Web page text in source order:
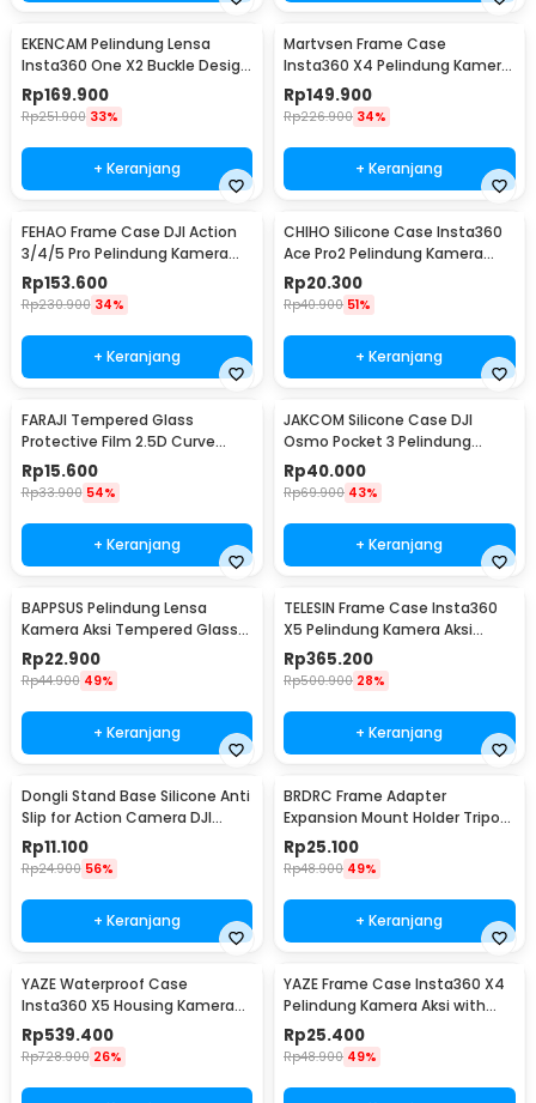
EKENCAM Pelindung Lensa
Insta360 One X2 Buckle Design
Lens Protector - KC120
Rp169.900
Rp251.900 33%
+ Keranjang
Martvsen Frame Case
Insta360 X4 Pelindung Kamera
Aksi Shockproof - MT-X4
Rp149.900
Rp226.900 34%
+ Keranjang
FEHAO Frame Case DJI Action
3/4/5 Pro Pelindung Kamera
Aksi Shockproof - F45
Rp153.600
Rp230.900 34%
+ Keranjang
CHIHO Silicone Case Insta360
Ace Pro2 Pelindung Kamera
Silikon - CH2
Rp20.300
Rp40.900 51%
+ Keranjang
FARAJI Tempered Glass
Protective Film 2.5D Curve
Insta360 Ace Pro2 - FR-26
Rp15.600
Rp33.900 54%
+ Keranjang
JAKCOM Silicone Case DJI
Osmo Pocket 3 Pelindung
Kamera Silikon - JK-30
Rp40.000
Rp69.900 43%
+ Keranjang
BAPPSUS Pelindung Lensa
Kamera Aksi Tempered Glass
for Insta360 GO3s - BPS-30
Rp22.900
Rp44.900 49%
+ Keranjang
TELESIN Frame Case Insta360
X5 Pelindung Kamera Aksi
Cage Protection - S6-FMS-19-
TIS
Rp365.200
Rp500.900 28%
+ Keranjang
Dongli Stand Base Silicone Anti
Slip for Action Camera DJI
Pocket 3 - D-50
Rp11.100
Rp24.900 56%
+ Keranjang
BRDRC Frame Adapter
Expansion Mount Holder Tripod
DJI OSMO Pocket 3 - BR1
Rp25.100
Rp48.900 49%
+ Keranjang
YAZE Waterproof Case
Insta360 X5 Housing Kamera
Anti Air 50M - I3X5
Rp539.400
Rp728.900 26%
YAZE Frame Case Insta360 X4
Pelindung Kamera Aksi with
Cold Shoe - I3X4I
Rp25.400
Rp48.900 49%